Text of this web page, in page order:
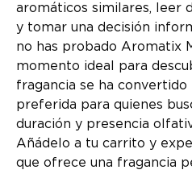
aromáticos similares, leer
y tomar una decisión
no has probado Aromatix
momento ideal para
fragancia se ha convertido
preferida para quienes
duración y presencia
Añádelo a tu carrito y
que ofrece una fragancia